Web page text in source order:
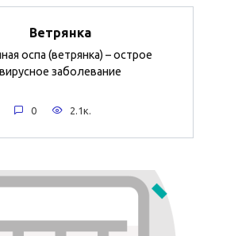
Ветрянка
оспа (ветрянка) – острое
вирусное заболевание
0 2.1к.